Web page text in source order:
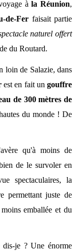
àla Réunion,
de-Fer faisait partie
naturel offert
du Routard.
loin de Salazie, dans
est en fait un gouffre
de 300 mètres de
du monde ! De
qu'à moins de
de le survoler en
spectaculaires, la
permettant juste de
emballée et du
je ? Une énorme